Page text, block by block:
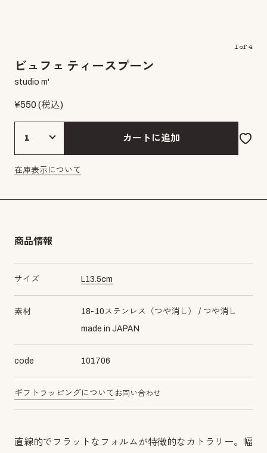
1of 4
ビュフェ ティースプーン
studio m'
¥550(税込)
カートに追加
在庫表示について
商品情報
サイズ L13.5cm
素材 18-10ステンレス（つや消し）
つや消し
made in JAPAN
code 101706
ギフトラッピングについて お問い合わせ
直線的でフラットなフォルムが特徴的なカトラリー。幅